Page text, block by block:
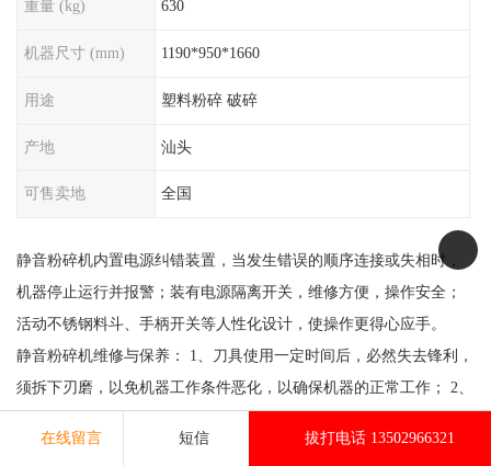
重量 (kg) 630
机器尺寸 (mm) 1190*950*1660
用途 塑料粉碎 破碎
产地 汕头
可售卖地 全国
静音粉碎机内置电源纠错装置，当发生错误的顺序连接或失相时，
机器停止运行并报警；装有电源隔离开关，维修方便，操作安全；
活动不锈钢料斗、手柄开关等人性化设计，使操作更得心应手。
静音粉碎机维修与保养： 1、刀具使用一定时间后，必然失去锋利，
须拆下刃磨，以免机器工作条件恶化，以确保机器的正常工作； 2、
钼，以确保轴承正常动作； 3、使用一定时间后三角皮带会伸长，应
在线留言 短信 拔打电话 13502966321